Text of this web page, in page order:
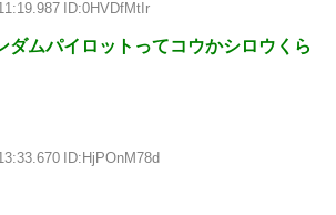
ID:0HVDfMtIr
ダムパイロットってコウかシロウくら
ID:HjPOnM78d